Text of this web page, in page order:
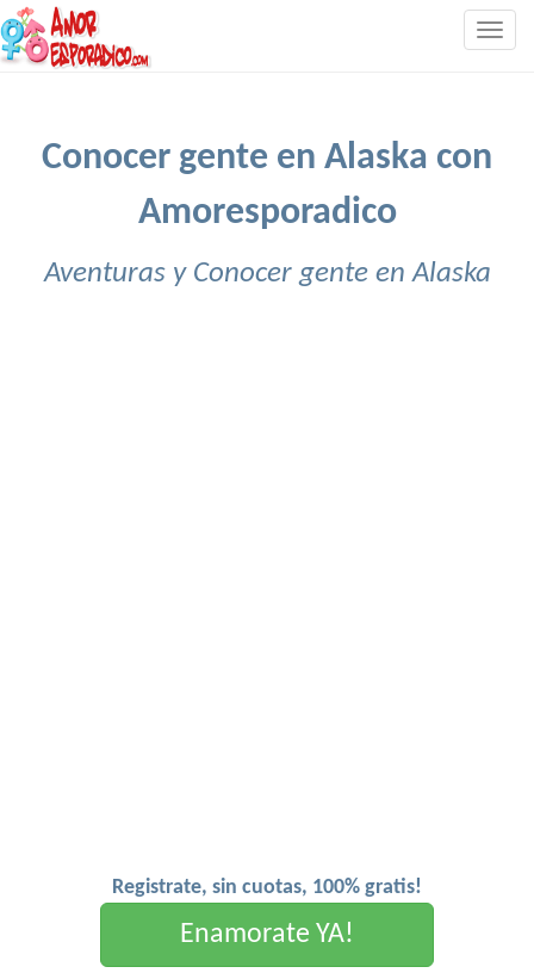
Conocer gente en Alaska con
Amoresporadico
Aventuras y Conocer gente en Alaska
Registrate, sin cuotas, 100% gratis!
Enamorate YA!